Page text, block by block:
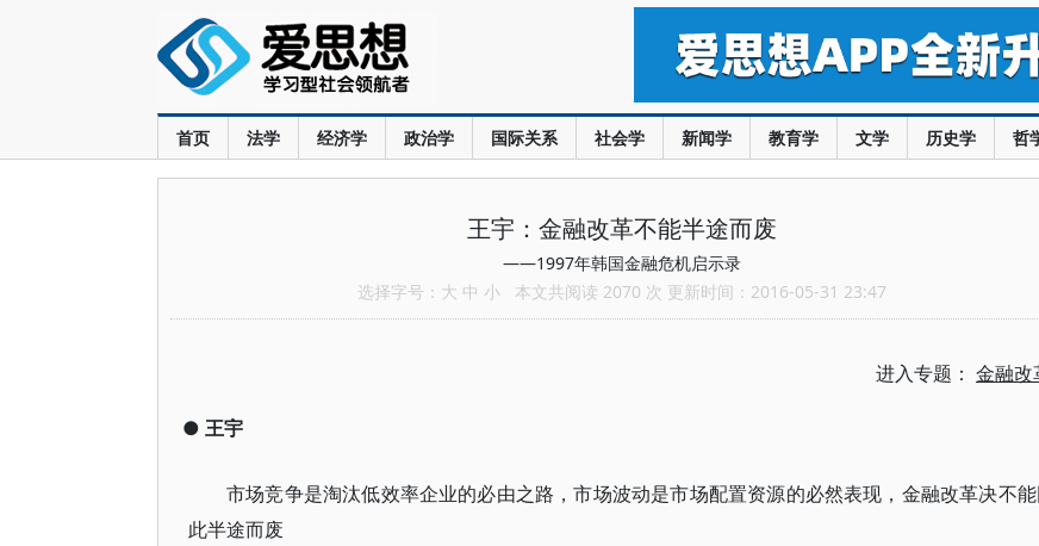
首页 法学 经济学 政治学 国际关系 社会学 新闻学 教育学 文学 历史学 哲
王宇：金融改革不能半途而废
——1997年韩国金融危机启示录
选择字号： 大 中 小 本文共阅读 2070 次 更新时间：2016-05-31 23:47
进入专题： 金融改
● 王宇
市场竞争是淘汰低效率企业的必由之路，市场波动是市场配置资源的必然表现，金融改革决不
此半途而废